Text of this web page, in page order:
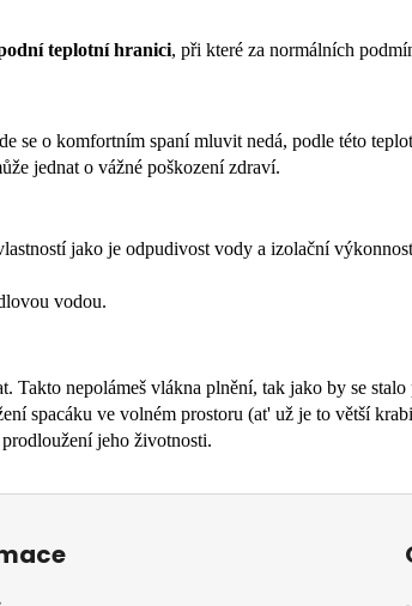
teplotní hranici, při které za normálních
se o komfortním spaní mluvit nedá, podle této
jednat o vážné poškození zdraví.
jako je odpudivost vody a izolační
vodou.
Takto nepolámeš vlákna plnění, tak jako by se
spacáku ve volném prostoru (at' už je to větší
jeho životnosti.